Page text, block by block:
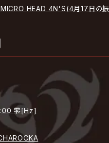
HEAD 4N'S(4月17日の
零[Hz]